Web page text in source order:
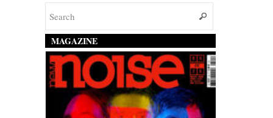
MAGAZINE